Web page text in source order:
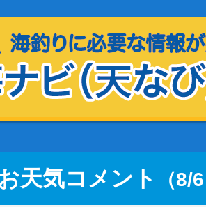
天気コメント （8/